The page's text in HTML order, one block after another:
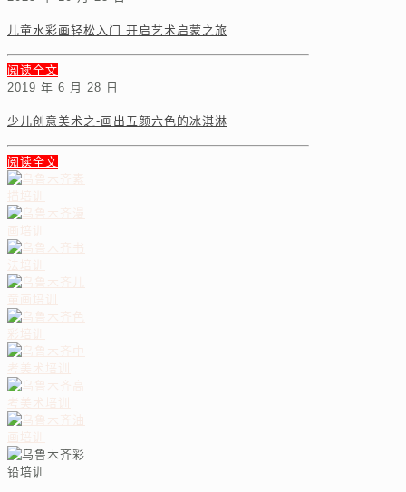
儿童水彩画轻松入门 开启艺术启蒙之旅
阅读全文
2019 年 6 月 28 日
少儿创意美术之-画出五颜六色的冰淇淋
阅读全文